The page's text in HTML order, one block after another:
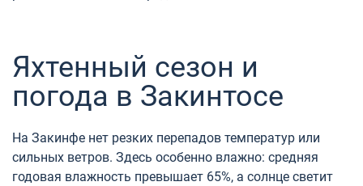
Яхтенный сезон и
погода в Закинтосе
На Закинфе нет резких перепадов температур или
сильных ветров. Здесь особенно влажно: средняя
годовая влажность превышает 65%, а солнце светит